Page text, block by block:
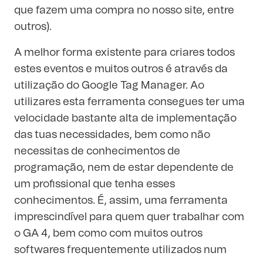
que fazem uma compra no nosso site, entre
outros).
A melhor forma existente para criares todos
estes eventos e muitos outros é através da
utilização do Google Tag Manager. Ao
utilizares esta ferramenta consegues ter uma
velocidade bastante alta de implementação
das tuas necessidades, bem como não
necessitas de conhecimentos de
programação, nem de estar dependente de
um profissional que tenha esses
conhecimentos. É, assim, uma ferramenta
imprescindível para quem quer trabalhar com
o GA 4, bem como com muitos outros
softwares frequentemente utilizados num